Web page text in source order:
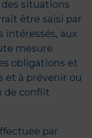
situations
être saisi par
intéressés, aux
mesure
obligations et
et à prévenir ou
de conflit
par